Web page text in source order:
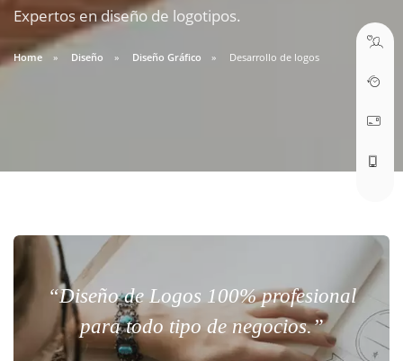
Expertos en diseño de logotipos.
Home Diseño Diseño Gráfico Desarrollo de logos
“Diseño de Logos 100% profesional
para todo tipo de negocios.”
soporte@webseo.cl